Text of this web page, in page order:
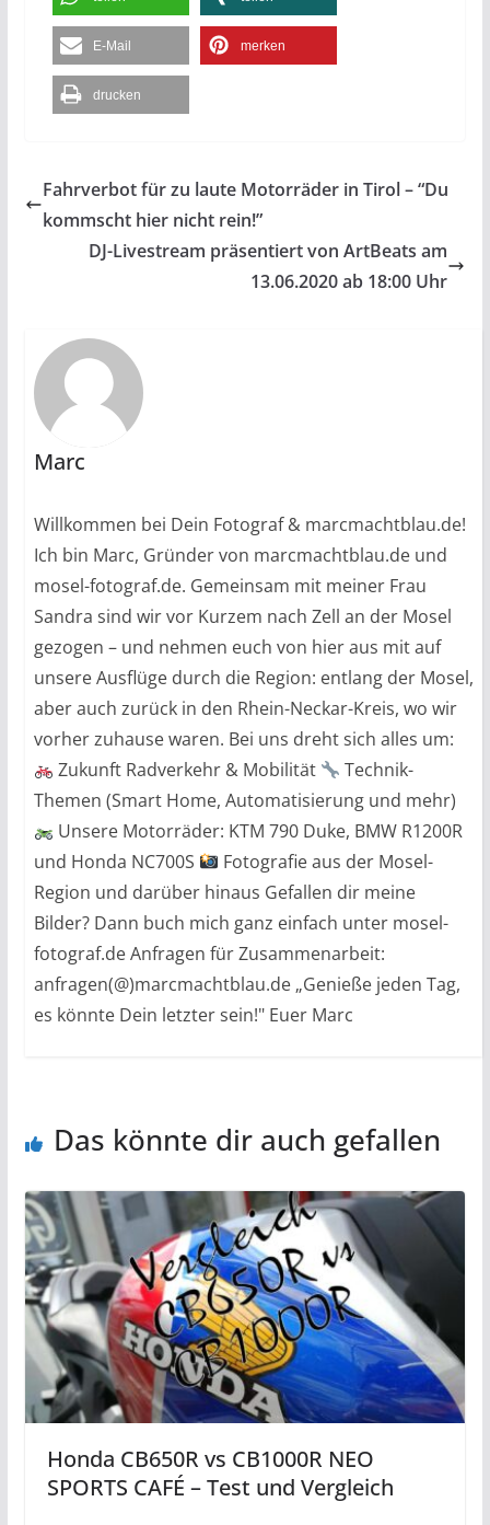
E-Mail merken
drucken
Fahrverbot für zu laute Motorräder in Tirol – “Du
kommscht hier nicht rein!”
DJ-Livestream präsentiert von ArtBeats am
13.06.2020 ab 18:00 Uhr
Marc
Willkommen bei Dein Fotograf & marcmachtblau.de!
Ich bin Marc, Gründer von marcmachtblau.de und
mosel-fotograf.de. Gemeinsam mit meiner Frau
Sandra sind wir vor Kurzem nach Zell an der Mosel
gezogen – und nehmen euch von hier aus mit auf
unsere Ausflüge durch die Region: entlang der Mosel,
aber auch zurück in den Rhein-Neckar-Kreis, wo wir
vorher zuhause waren. Bei uns dreht sich alles um:
Zukunft Radverkehr & Mobilität
Technik-
Themen (Smart Home, Automatisierung und mehr)
Unsere Motorräder: KTM 790 Duke, BMW R1200R
und Honda NC700S
Fotografie aus der Mosel-
Region und darüber hinaus Gefallen dir meine
Bilder? Dann buch mich ganz einfach unter mosel-
fotograf.de Anfragen für Zusammenarbeit:
anfragen(@)marcmachtblau.de „Genieße jeden Tag,
es könnte Dein letzter sein!" Euer Marc
Das könnte dir auch gefallen
Honda CB650R vs CB1000R NEO
SPORTS CAFÉ – Test und Vergleich